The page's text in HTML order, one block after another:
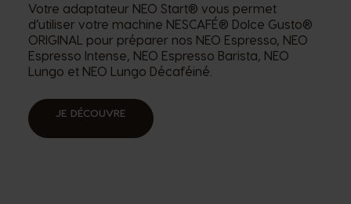
Votre adaptateur NEO Start® vous permet
d’utiliser votre machine NESCAFÉ® Dolce Gusto®
ORIGINAL pour préparer nos NEO Espresso, NEO
Espresso Intense, NEO Espresso Barista, NEO
Lungo et NEO Lungo Décaféiné.
JE DÉCOUVRE